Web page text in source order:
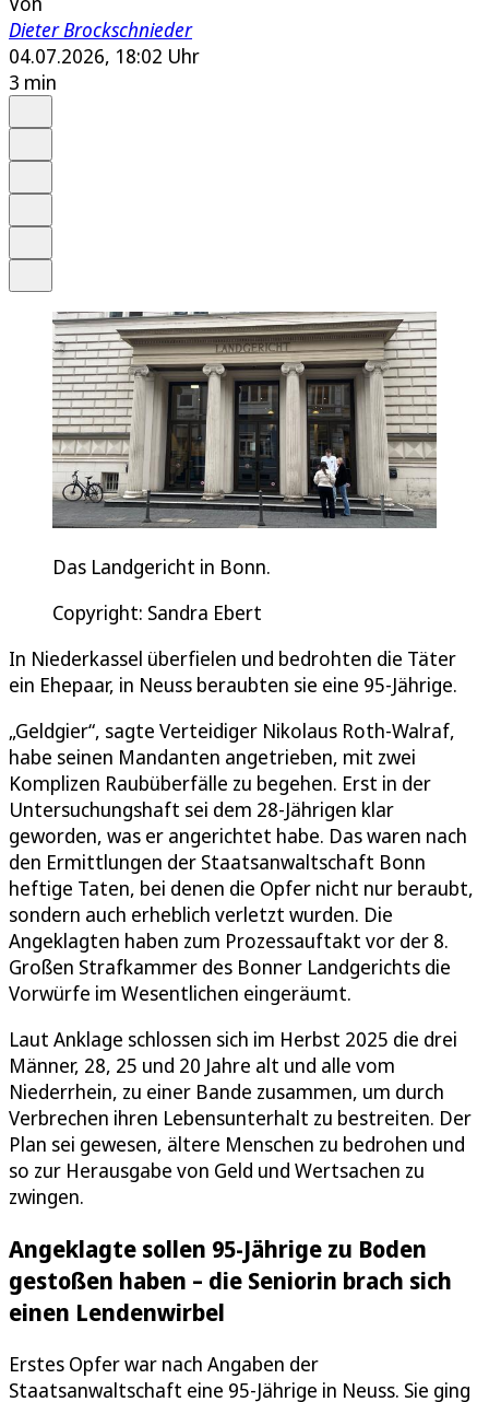
Dieter Brockschnieder
04.07.2026, 18:02 Uhr
3 min
Das Landgericht in Bonn.
Copyright: Sandra Ebert
In Niederkassel überfielen und bedrohten die Täter
ein Ehepaar, in Neuss beraubten sie eine 95-Jährige.
„Geldgier“, sagte Verteidiger Nikolaus Roth-Walraf,
habe seinen Mandanten angetrieben, mit zwei
Komplizen Raubüberfälle zu begehen. Erst in der
Untersuchungshaft sei dem 28-Jährigen klar
geworden, was er angerichtet habe. Das waren nach
den Ermittlungen der Staatsanwaltschaft Bonn
heftige Taten, bei denen die Opfer nicht nur beraubt,
sondern auch erheblich verletzt wurden. Die
Angeklagten haben zum Prozessauftakt vor der 8.
Großen Strafkammer des Bonner Landgerichts die
Vorwürfe im Wesentlichen eingeräumt.
Laut Anklage schlossen sich im Herbst 2025 die drei
Männer, 28, 25 und 20 Jahre alt und alle vom
Niederrhein, zu einer Bande zusammen, um durch
Verbrechen ihren Lebensunterhalt zu bestreiten. Der
Plan sei gewesen, ältere Menschen zu bedrohen und
so zur Herausgabe von Geld und Wertsachen zu
zwingen.
Angeklagte sollen 95-Jährige zu Boden
gestoßen haben – die Seniorin brach sich
einen Lendenwirbel
Erstes Opfer war nach Angaben der
Staatsanwaltschaft eine 95-Jährige in Neuss. Sie ging